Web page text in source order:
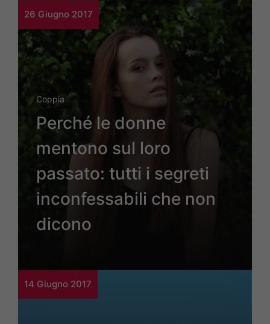
26 Giugno 2017
Coppia
Perché le donne
mentono sul loro
passato: tutti i segreti
inconfessabili che non
dicono
14 Giugno 2017